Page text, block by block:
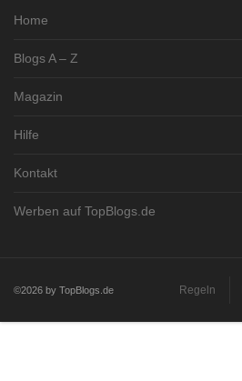
Home
Blogs A – Z
Magazin
Hilfe
Kontakt
Werben auf TopBlogs.de
©2026 by TopBlogs.de Regeln